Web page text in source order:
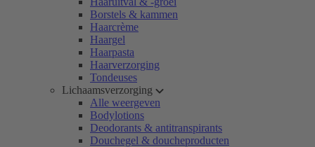
Borstels & kammen
Haarcrème
Haargel
Haarpasta
Haarverzorging
Tondeuses
Lichaamsverzorging
Alle weergeven
Bodylotions
Deodorants & antitranspirants
Douchegel & doucheproducten